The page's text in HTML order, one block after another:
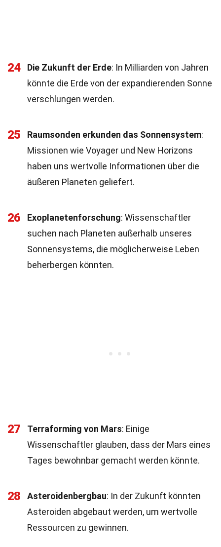
24 Die Zukunft der Erde: In Milliarden von Jahren
könnte die Erde von der expandierenden Sonne
verschlungen werden.
25 Raumsonden erkunden das Sonnensystem:
Missionen wie Voyager und New Horizons
haben uns wertvolle Informationen über die
äußeren Planeten geliefert.
26 Exoplanetenforschung: Wissenschaftler
suchen nach Planeten außerhalb unseres
Sonnensystems, die möglicherweise Leben
beherbergen könnten.
27 Terraforming von Mars: Einige
Wissenschaftler glauben, dass der Mars eines
Tages bewohnbar gemacht werden könnte.
28 Asteroidenbergbau: In der Zukunft könnten
Asteroiden abgebaut werden, um wertvolle
Ressourcen zu gewinnen.